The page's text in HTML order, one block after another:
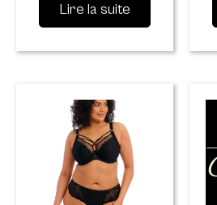
Lire la suite